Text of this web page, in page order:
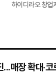
하이디라오 창업
...매장 확대·